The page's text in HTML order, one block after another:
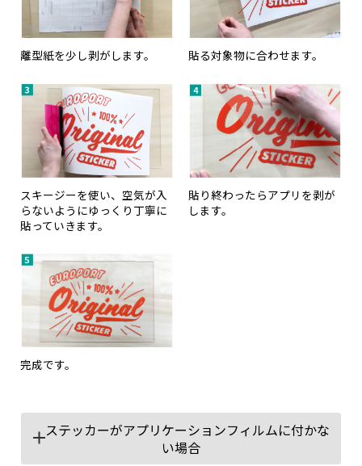
離型紙を少し剥がします。 貼る対象物に合わせます。
スキージーを使い、空気が入
らないようにゆっくり丁寧に
貼っていきます。
貼り終わったらアプリを剥が
します。
完成です。
ステッカーがアプリケーションフィルムに付かな
い場合